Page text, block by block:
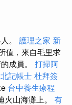
。 護理之家 新
值，來自毛里求
成員。 打掃阿
記帳士 杜拜簽
台中養生療程
山海灘上。 有